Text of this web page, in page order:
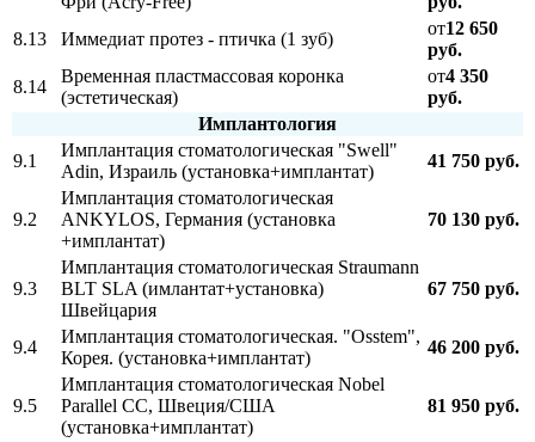
8.13
Иммедиат протез - птичка (1 зуб)
от12 650
руб.
8.14
Временная пластмассовая коронка
(эстетическая)
от4 350
руб.
Имплантология
9.1
Имплантация стоматологическая "Swell"
Adin, Израиль (установка+имплантат)
41 750 руб.
9.2
Имплантация стоматологическая
ANKYLOS, Германия (установка
+имплантат)
70 130 руб.
9.3
Имплантация стоматологическая Straumann
BLT SLA (имлантат+установка)
Швейцария
67 750 руб.
9.4
Имплантация стоматологическая. "Osstem",
Корея. (установка+имплантат)
46 200 руб.
9.5
Имплантация стоматологическая Nobel
Parallel CC, Швеция/США
(установка+имплантат)
81 950 руб.